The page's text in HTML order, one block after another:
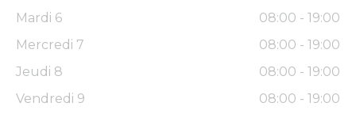
Mardi 6
08:00 - 19:00
Mercredi 7
08:00 - 19:00
Jeudi 8
08:00 - 19:00
Vendredi 9
08:00 - 19:00